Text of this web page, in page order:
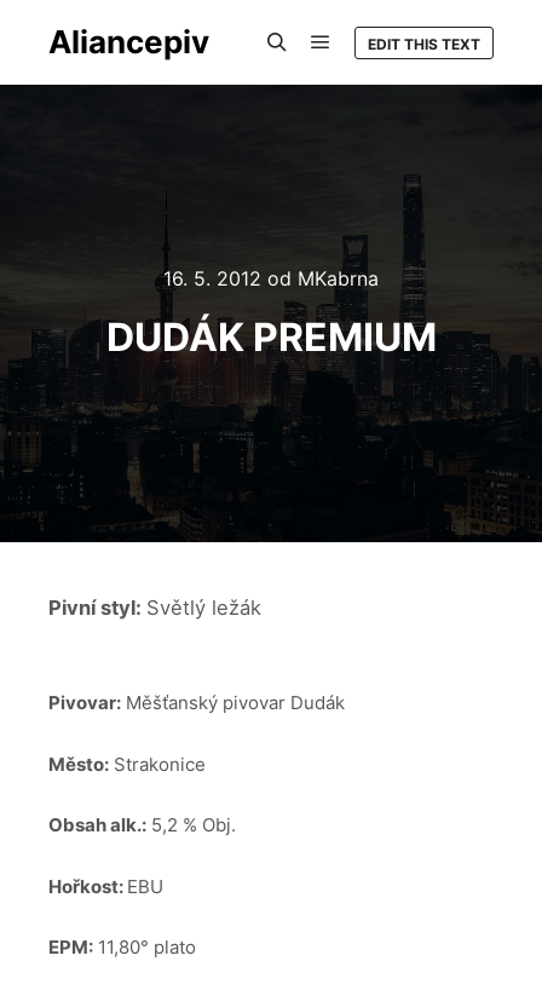
Aliancepiv EDIT THIS TEXT
16. 5. 2012 od MKabrna
DUDÁK PREMIUM
Pivní styl: Světlý ležák
Pivovar: Měšťanský pivovar Dudák
Město: Strakonice
Obsah alk.: 5,2 % Obj.
Hořkost: EBU
EPM: 11,80° plato